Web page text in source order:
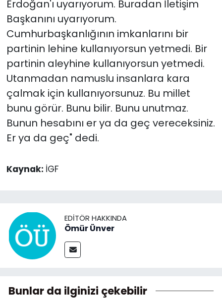
Erdoğan'ı uyarıyorum. Buradan İletişim
Başkanını uyarıyorum.
Cumhurbaşkanlığının imkanlarını bir
partinin lehine kullanıyorsun yetmedi. Bir
partinin aleyhine kullanıyorsun yetmedi.
Utanmadan namuslu insanlara kara
çalmak için kullanıyorsunuz. Bu millet
bunu görür. Bunu bilir. Bunu unutmaz.
Bunun hesabını er ya da geç vereceksiniz.
Er ya da geç" dedi.
Kaynak: İGF
EDITÖR HAKKINDA
Ömür Ünver
Bunlar da ilginizi çekebilir